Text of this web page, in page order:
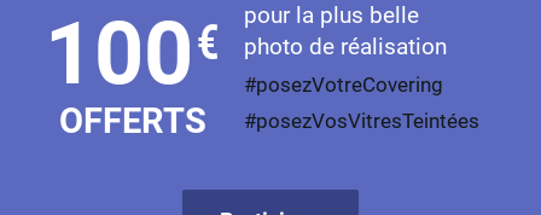
100€
OFFERTS
pour la plus belle
photo de réalisation
#posezVotreCovering
#posezVosVitresTeintées